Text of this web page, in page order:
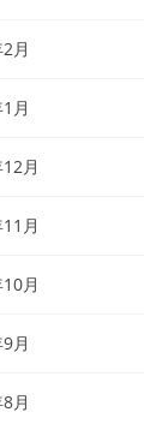
月
月
月
月
月
月
月